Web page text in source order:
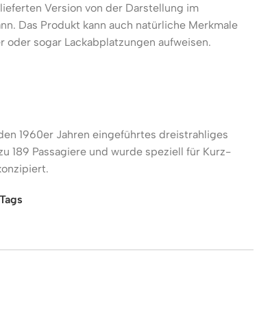
Version von der Darstellung im
Das Produkt kann auch natürliche Merkmale
oder sogar Lackabplatzungen aufweisen.
1960er Jahren eingeführtes dreistrahliges
189 Passagiere und wurde speziell für Kurz-